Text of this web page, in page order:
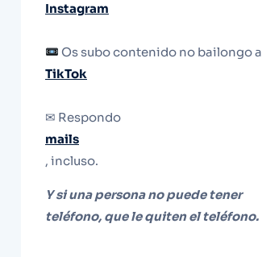
Instagram
Os subo contenido no bailongo a
TikTok
✉ Respondo
mails
, incluso.
Y si una persona no puede tener
teléfono, que le quiten el teléfono.